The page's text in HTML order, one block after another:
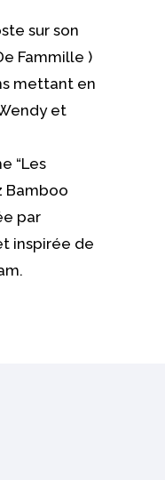
sur son
Fammille )
mettant en
et
“Les
Bamboo
par
inspirée de